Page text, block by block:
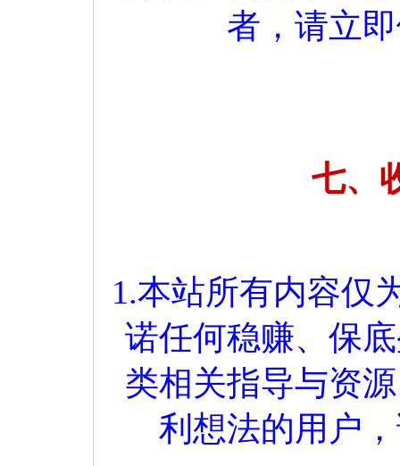
者，请立
七、
1.本站所有内容仅
诺任何稳赚、保
类相关指导与资
利想法的用户